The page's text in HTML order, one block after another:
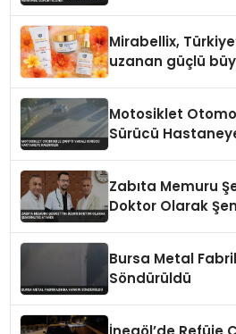
Mirabellix,
uzanan güçlü
Motosiklet
Sürücü
Zabıta Memuru
Doktor Olarak
Bursa Metal
Söndürüldü